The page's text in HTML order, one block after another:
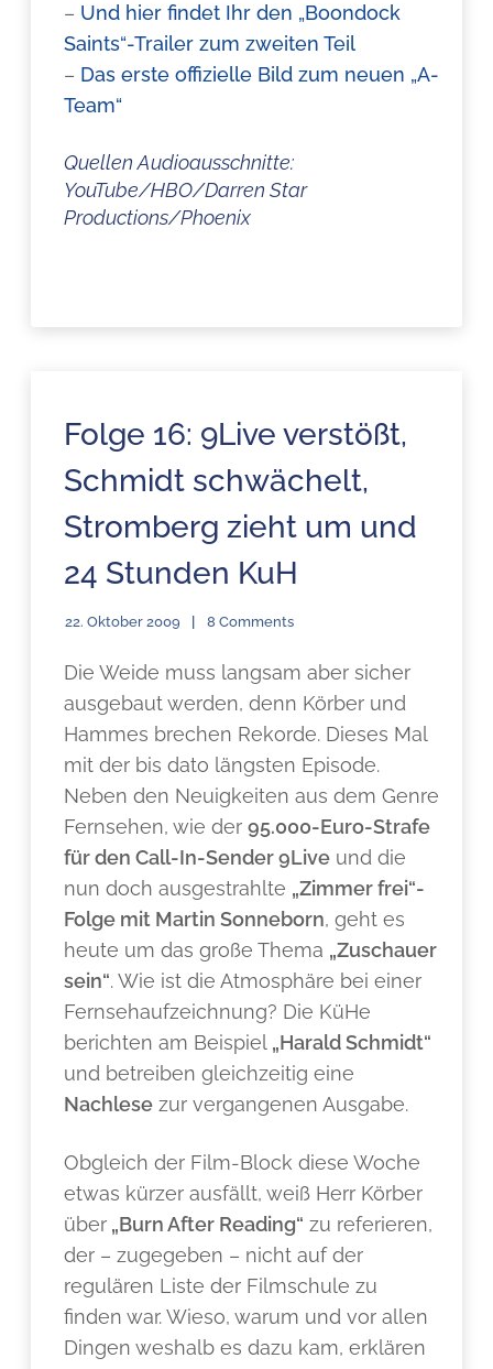
– Und hier findet Ihr den „Boondock
Saints“-Trailer zum zweiten Teil
– Das erste offizielle Bild zum neuen „A-
Team“
Quellen Audioausschnitte:
YouTube/HBO/Darren Star
Productions/Phoenix
Folge 16: 9Live verstößt,
Schmidt schwächelt,
Stromberg zieht um und
24 Stunden KuH
22. Oktober 2009 8 Comments
Die Weide muss langsam aber sicher
ausgebaut werden, denn Körber und
Hammes brechen Rekorde. Dieses Mal
mit der bis dato längsten Episode.
Neben den Neuigkeiten aus dem Genre
Fernsehen, wie der95.000-Euro-Strafe
für den Call-In-Sender 9Live und die
nun doch ausgestrahlte „Zimmer frei“-
Folge mit Martin Sonneborn, geht es
heute um das große Thema „Zuschauer
sein“. Wie ist die Atmosphäre bei einer
Fernsehaufzeichnung? Die KüHe
berichten am Beispiel „Harald Schmidt“
und betreiben gleichzeitig eine
Nachlese zur vergangenen Ausgabe.
Obgleich der Film-Block diese Woche
etwas kürzer ausfällt, weiß Herr Körber
über „Burn After Reading“ zu referieren,
der – zugegeben – nicht auf der
regulären Liste der Filmschule zu
finden war. Wieso, warum und vor allen
Dingen weshalb es dazu kam, erklären